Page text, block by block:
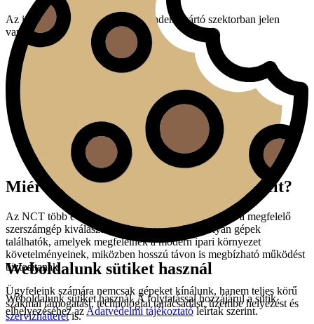
Az ipari szerszámgépek szinte minden gyártó szektorban jelen
vannak.
szerszámgyártás
orvostechnikai eszközök gyártása
acélszerkezet-gyártás
általános fémmegmunkálás
Miért válassza az NCT szerszámgépeit?
Az NCT több évtizedes tapasztalattal segíti ügyfeleit a megfelelő
szerszámgép kiválasztásában. Kínálatunkban olyan gépek
találhatók, amelyek megfelelnek a modern ipari környezet
követelményeinek, miközben hosszú távon is megbízható működést
biztosítanak.
Ügyfeleink számára nemcsak gépeket kínálunk, hanem teljes körű
szakmai támogatást, technológiai tanácsadást, üzembe helyezést és
szervizhátteretis.
Weboldalunk sütiket használ
Weboldalunk sütiket használ. A folytatással hozzájárul a sütik
elhelyezéséhez azAdatvédelmi tájékoztatóleírtak szerint.